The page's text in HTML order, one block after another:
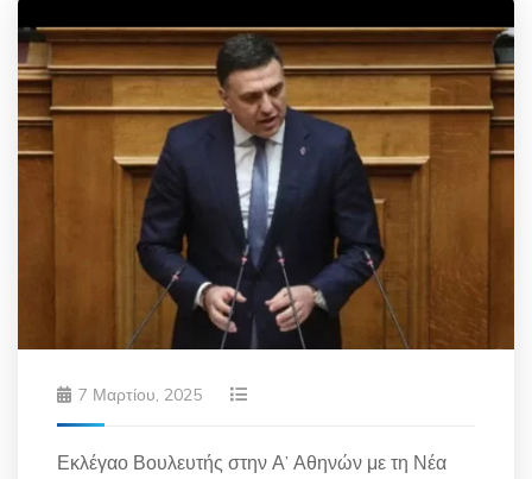
7 Μαρτίου, 2025
Εκλέγαο Βουλευτής στην Α’ Αθηνών με τη Νέα